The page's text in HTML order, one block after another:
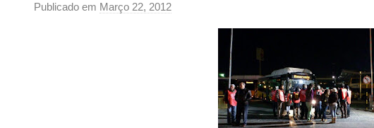
Publicado em Março 22, 2012